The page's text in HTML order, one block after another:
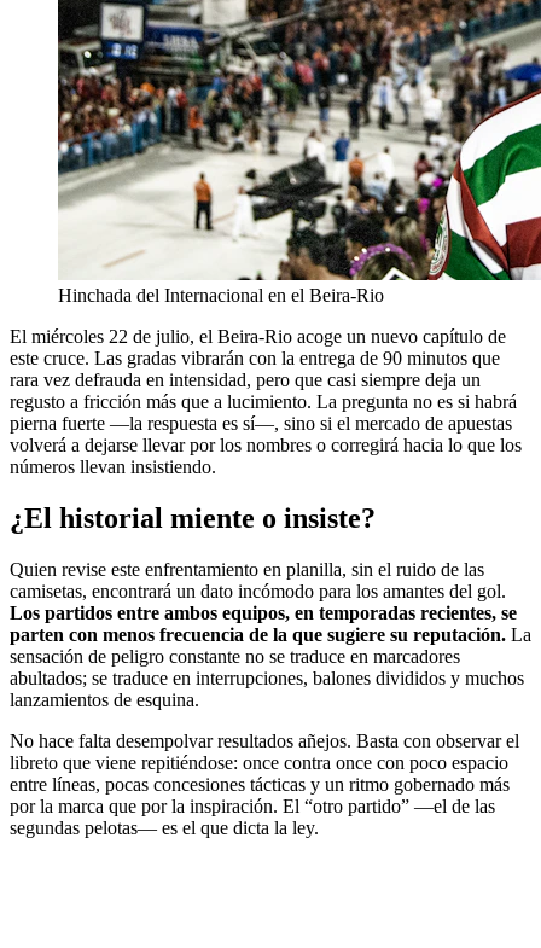
Hinchada del Internacional en el Beira-Rio
El miércoles 22 de julio, el Beira-Rio acoge un nuevo capítulo de
este cruce. Las gradas vibrarán con la entrega de 90 minutos que
rara vez defrauda en intensidad, pero que casi siempre deja un
regusto a fricción más que a lucimiento. La pregunta no es si habrá
pierna fuerte —la respuesta es sí—, sino si el mercado de apuestas
volverá a dejarse llevar por los nombres o corregirá hacia lo que los
números llevan insistiendo.
¿El historial miente o insiste?
Quien revise este enfrentamiento en planilla, sin el ruido de las
camisetas, encontrará un dato incómodo para los amantes del gol.
Los partidos entre ambos equipos, en temporadas recientes, se
parten con menos frecuencia de la que sugiere su reputación. La
sensación de peligro constante no se traduce en marcadores
abultados; se traduce en interrupciones, balones divididos y muchos
lanzamientos de esquina.
No hace falta desempolvar resultados añejos. Basta con observar el
libreto que viene repitiéndose: once contra once con poco espacio
entre líneas, pocas concesiones tácticas y un ritmo gobernado más
por la marca que por la inspiración. El “otro partido” —el de las
segundas pelotas— es el que dicta la ley.